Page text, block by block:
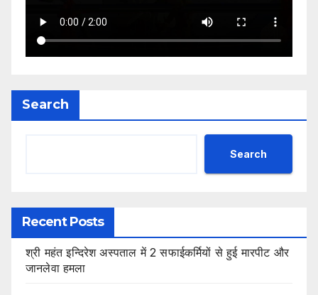
Search
Search
Recent Posts
श्री महंत इन्दिरेश अस्पताल में 2 सफाईकर्मियों से हुई मारपीट और
जानलेवा हमला